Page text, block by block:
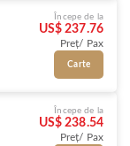
Începe de la
US$ 237.76
Preț/ Pax
Carte
Începe de la
US$ 238.54
Preț/ Pax